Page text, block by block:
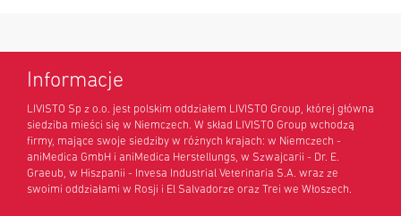
Informacje
LIVISTO Sp z o.o. jest polskim oddziałem LIVISTO Group, której główna
siedziba mieści się w Niemczech. W skład LIVISTO Group wchodzą
firmy, mające swoje siedziby w różnych krajach: w Niemczech -
aniMedica GmbH i aniMedica Herstellungs, w Szwajcarii - Dr. E.
Graeub, w Hiszpanii - Invesa Industrial Veterinaria S.A. wraz ze
swoimi oddziałami w Rosji i El Salvadorze oraz Trei we Włoszech.